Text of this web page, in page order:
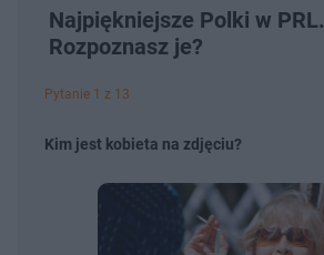
Najpiękniejsze Polki w PRL.
Rozpoznasz je?
Pytanie 1 z 13
Kim jest kobieta na zdjęciu?